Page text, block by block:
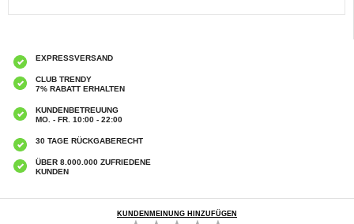
EXPRESSVERSAND
CLUB TRENDY
7% RABATT ERHALTEN
KUNDENBETREUUNG
MO. - FR. 10:00 - 22:00
30 TAGE RÜCKGABERECHT
ÜBER 8.000.000 ZUFRIEDENE
KUNDEN
KUNDENMEINUNG HINZUFÜGEN